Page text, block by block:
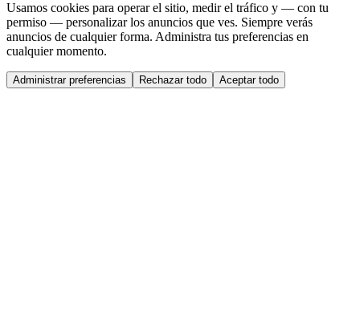
Usamos cookies para operar el sitio, medir el tráfico y — con tu
permiso — personalizar los anuncios que ves. Siempre verás
anuncios de cualquier forma. Administra tus preferencias en
cualquier momento.
Administrar preferencias Rechazar todo Aceptar todo